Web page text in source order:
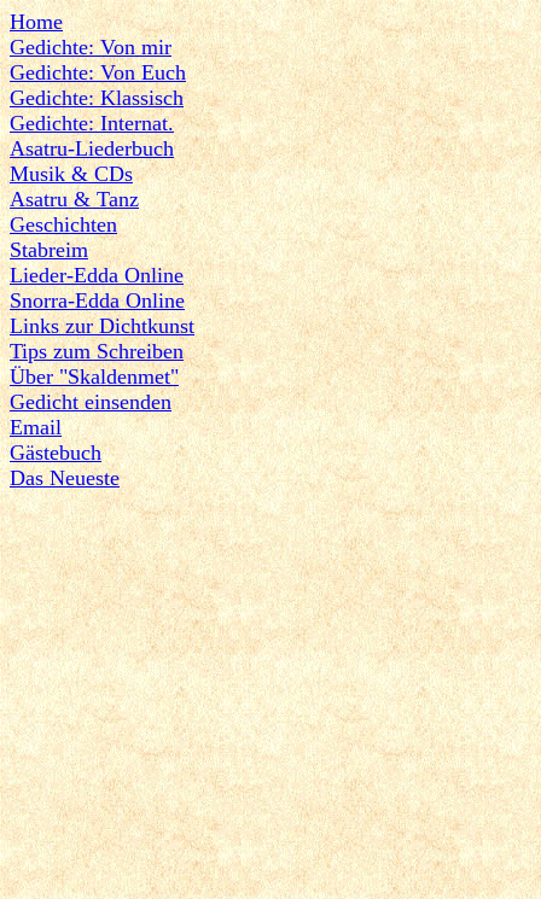
Home
Gedichte: Von mir
Gedichte: Von Euch
Gedichte: Klassisch
Gedichte: Internat.
Asatru-Liederbuch
Musik & CDs
Asatru & Tanz
Geschichten
Stabreim
Lieder-Edda Online
Snorra-Edda Online
Links zur Dichtkunst
Tips zum Schreiben
Über "Skaldenmet"
Gedicht einsenden
Email
Gästebuch
Das Neueste